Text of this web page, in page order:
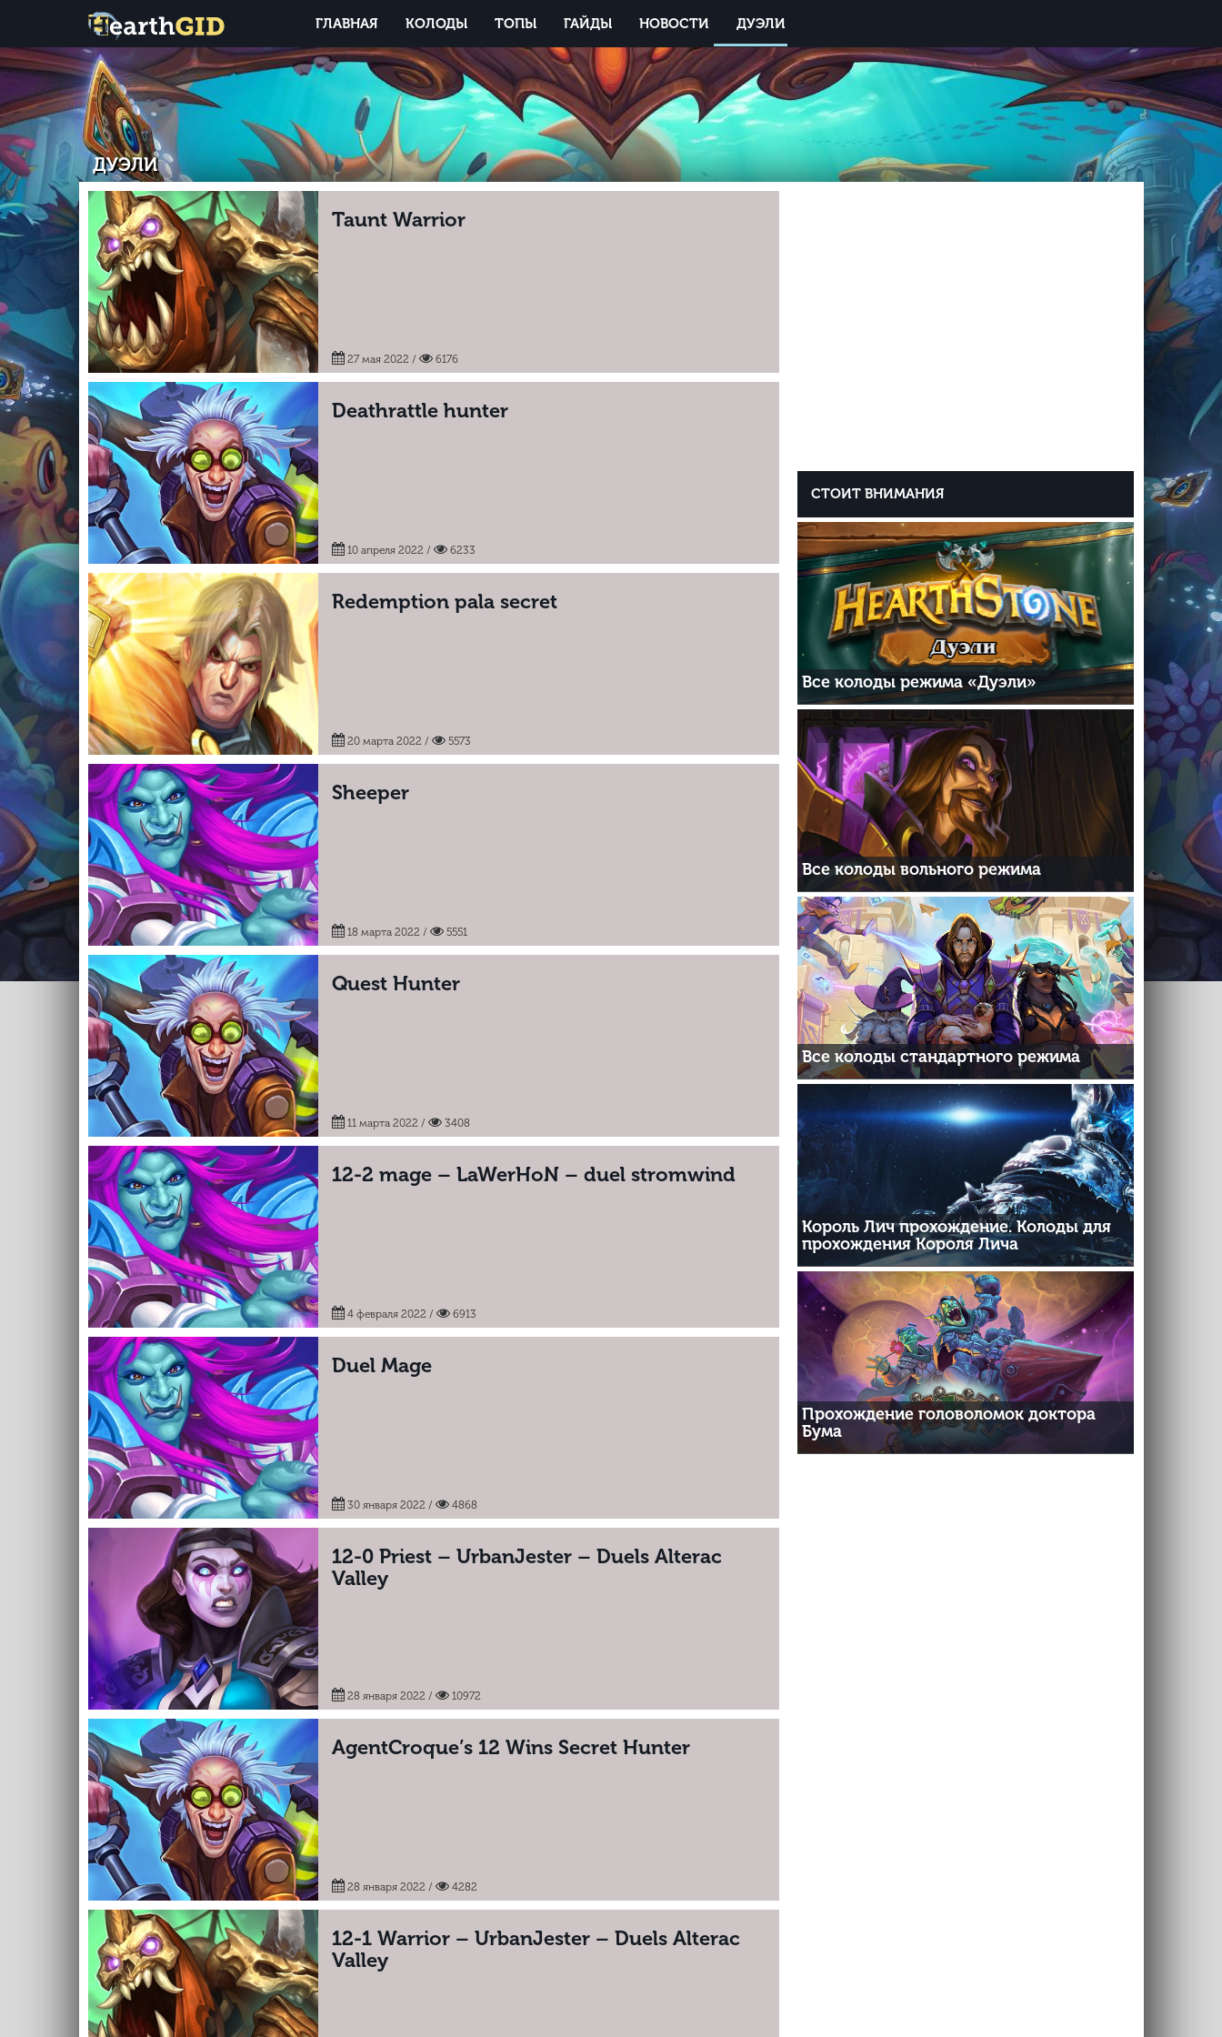
ГЛАВНАЯ КОЛОДЫ ТОПЫ ГАЙДЫ НОВОСТИ ДУЭЛИ
ДУЭЛИ
Taunt Warrior
27 мая 2022 / 6176
Deathrattle hunter
10 апреля 2022 / 6233
Redemption pala secret
20 марта 2022 / 5573
Sheeper
18 марта 2022 / 5551
Quest Hunter
11 марта 2022 / 3408
12-2 mage – LaWerHoN – duel stromwind
4 февраля 2022 / 6913
Duel Mage
30 января 2022 / 4868
12-0 Priest – UrbanJester – Duels Alterac
Valley
28 января 2022 / 10972
AgentCroque’s 12 Wins Secret Hunter
28 января 2022 / 4282
12-1 Warrior – UrbanJester – Duels Alterac
Valley
СТОИТ ВНИМАНИЯ
Все колоды режима «Дуэли»
Все колоды вольного режима
Все колоды стандартного режима
Король Лич прохождение. Колоды для
прохождения Короля Лича
Прохождение головоломок доктора
Бума